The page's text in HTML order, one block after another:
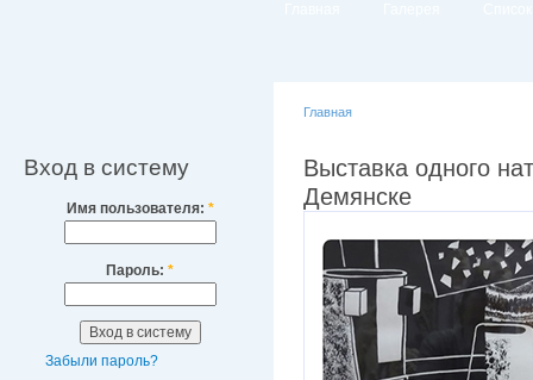
Вход в систему
Имя пользователя: *
Пароль: *
Забыли пароль?
Главная
Выставка одного
Демянске